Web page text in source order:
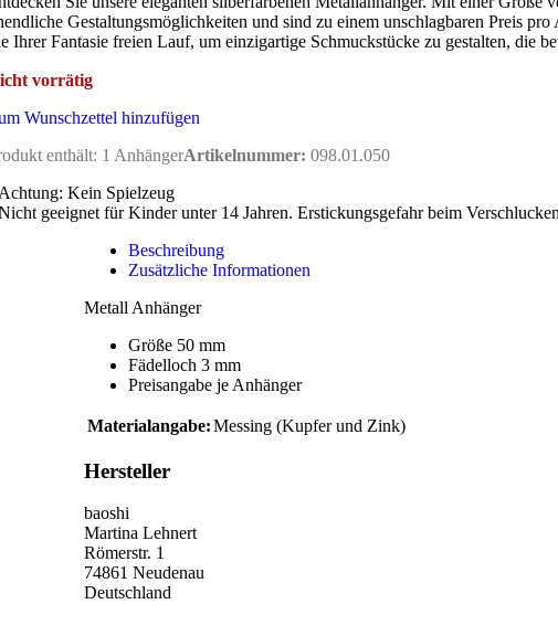
Gestaltungsmöglichkeiten und sind zu einem unschlagbaren Preis
Ihrer Fantasie freien Lauf, um einzigartige Schmuckstücke zu gestalten, die
vorrätig
Wunschzettel hinzufügen
enthält: 1 AnhängerArtikelnummer: 098.01.050
Kein Spielzeug
geeignet für Kinder unter 14 Jahren. Erstickungsgefahr beim
Beschreibung
Zusätzliche Informationen
Metall Anhänger
Größe 50 mm
Fädelloch 3 mm
Preisangabe je Anhänger
Materialangabe:Messing (Kupfer und Zink)
Hersteller
baoshi
Martina Lehnert
Römerstr. 1
74861 Neudenau
Deutschland